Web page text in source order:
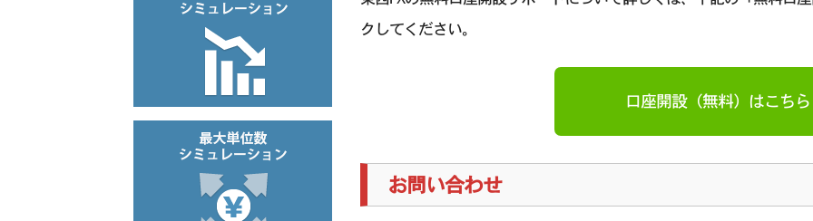
クしてください。
口座開設（無料）はこちら
お問い合わせ